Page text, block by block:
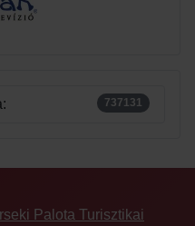
737131
Palota Turisztikai